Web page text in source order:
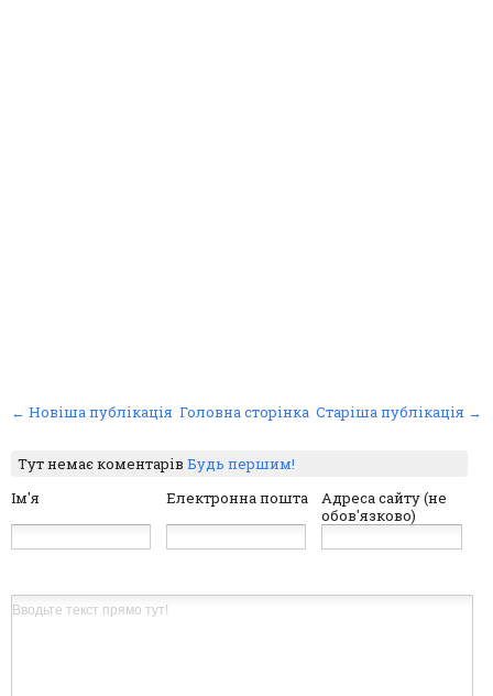
← Новіша публікація Старіша публікація →
Головна сторінка
Тут немає коментарівБудь першим!
Ім'я
Електронна пошта
Адреса сайту (не
обов'язково)